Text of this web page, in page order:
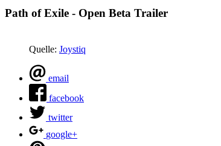
Path of Exile - Open Beta Trailer
Quelle: Joystiq
email
facebook
twitter
google+